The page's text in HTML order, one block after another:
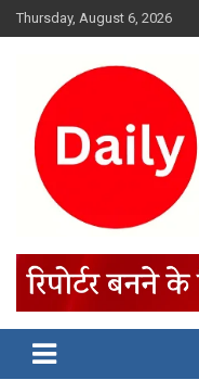
Skip
to
Thursday, August 6, 2026